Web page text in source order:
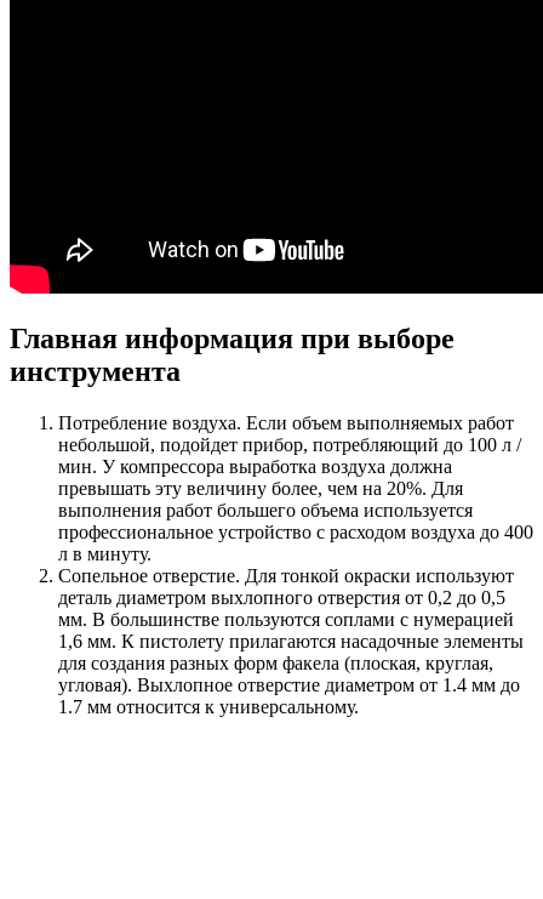
Главная информация при выборе
инструмента
Потребление воздуха. Если объем выполняемых работ
небольшой, подойдет прибор, потребляющий до 100 л /
мин. У компрессора выработка воздуха должна
превышать эту величину более, чем на 20%. Для
выполнения работ большего объема используется
профессиональное устройство с расходом воздуха до 400
л в минуту.
Сопельное отверстие. Для тонкой окраски используют
деталь диаметром выхлопного отверстия от 0,2 до 0,5
мм. В большинстве пользуются соплами с нумерацией
1,6 мм. К пистолету прилагаются насадочные элементы
для создания разных форм факела (плоская, круглая,
угловая). Выхлопное отверстие диаметром от 1.4 мм до
1.7 мм относится к универсальному.